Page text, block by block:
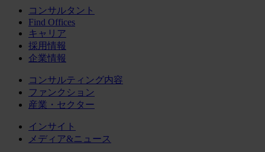
コンサルタント
Find Offices
キャリア
採用情報
企業情報
コンサルティング内容
ファンクション
産業・セクター
インサイト
メディア&ニュース